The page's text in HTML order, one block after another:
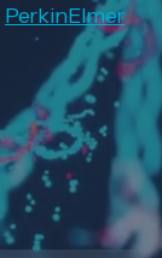
PerkinElmer